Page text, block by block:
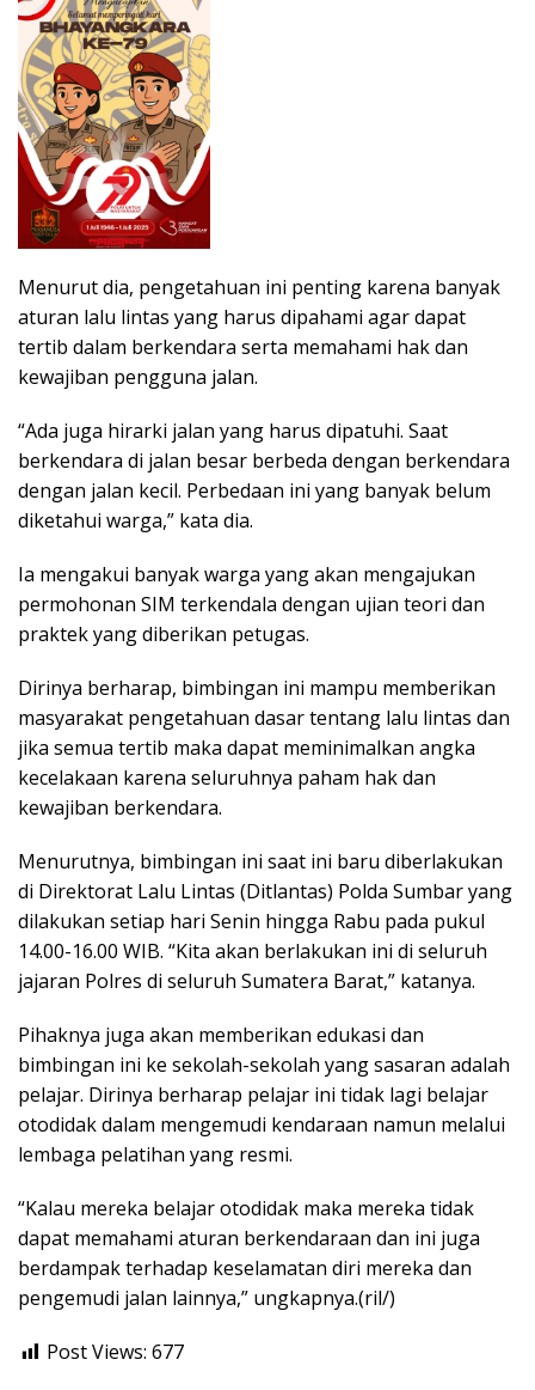
Menurut dia, pengetahuan ini penting karena banyak
aturan lalu lintas yang harus dipahami agar dapat
tertib dalam berkendara serta memahami hak dan
kewajiban pengguna jalan.
“Ada juga hirarki jalan yang harus dipatuhi. Saat
berkendara di jalan besar berbeda dengan berkendara
dengan jalan kecil. Perbedaan ini yang banyak belum
diketahui warga,” kata dia.
Ia mengakui banyak warga yang akan mengajukan
permohonan SIM terkendala dengan ujian teori dan
praktek yang diberikan petugas.
Dirinya berharap, bimbingan ini mampu memberikan
masyarakat pengetahuan dasar tentang lalu lintas dan
jika semua tertib maka dapat meminimalkan angka
kecelakaan karena seluruhnya paham hak dan
kewajiban berkendara.
Menurutnya, bimbingan ini saat ini baru diberlakukan
di Direktorat Lalu Lintas (Ditlantas) Polda Sumbar yang
dilakukan setiap hari Senin hingga Rabu pada pukul
14.00-16.00 WIB. “Kita akan berlakukan ini di seluruh
jajaran Polres di seluruh Sumatera Barat,” katanya.
Pihaknya juga akan memberikan edukasi dan
bimbingan ini ke sekolah-sekolah yang sasaran adalah
pelajar. Dirinya berharap pelajar ini tidak lagi belajar
otodidak dalam mengemudi kendaraan namun melalui
lembaga pelatihan yang resmi.
“Kalau mereka belajar otodidak maka mereka tidak
dapat memahami aturan berkendaraan dan ini juga
berdampak terhadap keselamatan diri mereka dan
pengemudi jalan lainnya,” ungkapnya.(ril/)
Post Views: 677